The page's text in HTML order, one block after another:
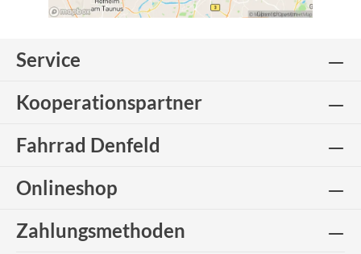
Service
Kooperationspartner
Fahrrad Denfeld
Onlineshop
Zahlungsmethoden